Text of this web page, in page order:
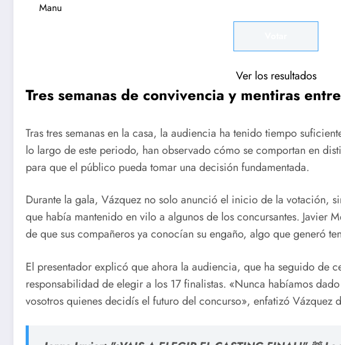
Manu
Ver los resultados
Tres semanas de convivencia y mentiras
Tras tres semanas en la casa, la audiencia ha tenido tiempo
lo largo de este periodo, han observado cómo se comportan en
para que el público pueda tomar una decisión fundamentada.
Durante la gala, Vázquez no solo anunció el inicio de la votación,
que había mantenido en vilo a algunos de los concursantes. Javier
de que sus compañeros ya conocían su engaño, algo que generó
El presentador explicó que ahora la audiencia, que ha seguido de
responsabilidad de elegir a los 17 finalistas. «Nunca habíamos
vosotros quienes decidís el futuro del concurso», enfatizó Vázquez